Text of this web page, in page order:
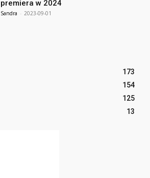
premiera w 2024
Sandra - 2023-09-01
173
154
125
13